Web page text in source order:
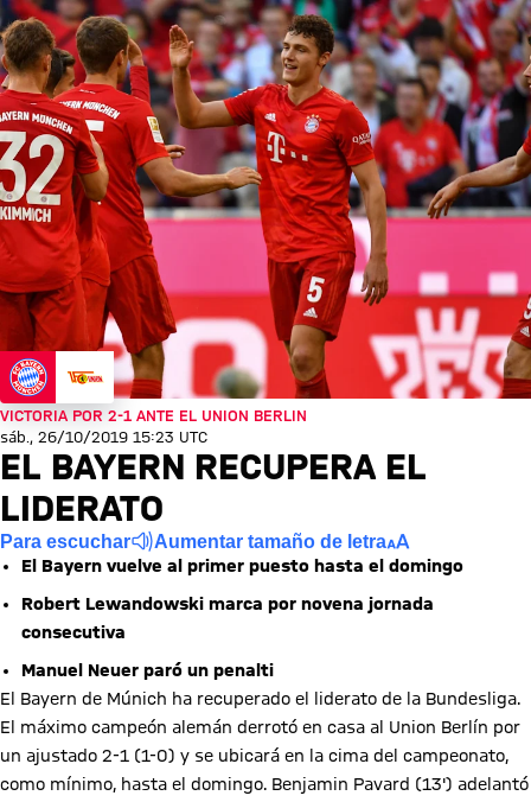
VICTORIA POR 2-1 ANTE EL UNION BERLIN
sáb., 26/10/2019 15:23 UTC
EL BAYERN RECUPERA EL
LIDERATO
Para escuchar Aumentar tamaño de letra
El Bayern vuelve al primer puesto hasta el domingo
Robert Lewandowski marca por novena jornada
consecutiva
Manuel Neuer paró un penalti
El Bayern de Múnich ha recuperado el liderato de la Bundesliga.
El máximo campeón alemán derrotó en casa al Union Berlín por
un ajustado 2-1 (1-0) y se ubicará en la cima del campeonato,
como mínimo, hasta el domingo. Benjamin Pavard (13') adelantó